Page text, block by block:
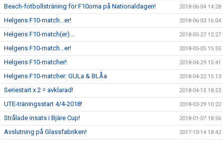
Beach-fotbollsträning för F10orna på Nationaldagen! 2018-06-04 14:28
Helgens F10-match...er! 2018-06-03 16:04
Helgens F10-match(er)... 2018-05-27 12:27
Helgens F10-match...er! 2018-05-05 15:55
Helgens F10-matcher! 2018-04-29 15:41
Helgens F10-matcher: GULa & BLÅa 2018-04-22 15:13
Seriestart x 2 = avklarad! 2018-04-15 18:53
UTE-träningsstart 4/4-2018! 2018-03-29 10:22
Strålade insats i Bjäre Cup! 2018-01-07 18:56
Avslutning på Glassfabriken! 2017-10-14 18:42